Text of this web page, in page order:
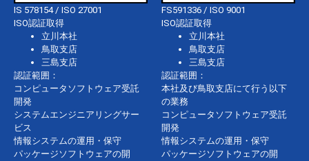
IS 578154 / ISO 27001
ISO認証取得
立川本社
鳥取支店
三島支店
認証範囲：
コンピュータソフトウェア受託
開発
システムエンジニアリングサー
ビス
情報システムの運用・保守
パッケージソフトウェアの開
FS591336 / ISO 9001
ISO認証取得
立川本社
鳥取支店
三島支店
認証範囲：
本社及び鳥取支店にて行う以下
の業務
コンピュータソフトウェア受託
開発
情報システムの運用・保守
パッケージソフトウェアの開